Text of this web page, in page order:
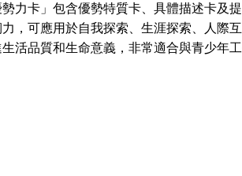
卡」包含優勢特質卡、具體描述卡及提
，可應用於自我探索、生涯探索、人際
活品質和生命意義，非常適合與青少年